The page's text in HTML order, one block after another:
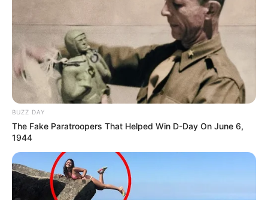
BUZZ DAY
The Fake Paratroopers That Helped Win D-Day On June 6,
1944